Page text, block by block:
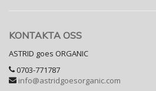
KONTAKTA OSS
ASTRID goes ORGANIC
0703-771787
info@astridgoesorganic.com